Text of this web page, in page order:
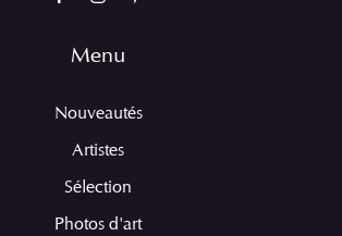
Menu
Nouveautés
Artistes
Sélection
Photos d'art